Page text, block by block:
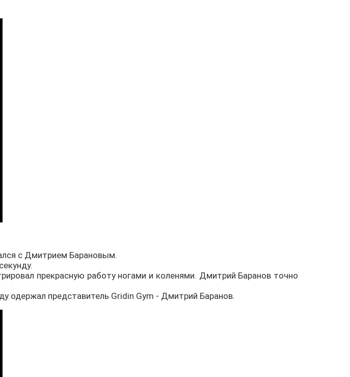
с Дмитрием Барановым.
прекрасную работу ногами и коленями. Дмитрий Баранов точно
одержал представитель Gridin Gym - Дмитрий Баранов.